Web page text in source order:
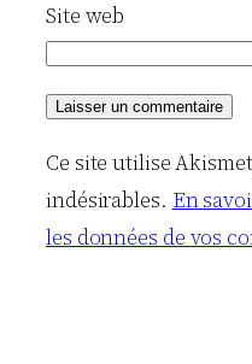
Site web
Ce site utilise
indésirables. En
les données de vos